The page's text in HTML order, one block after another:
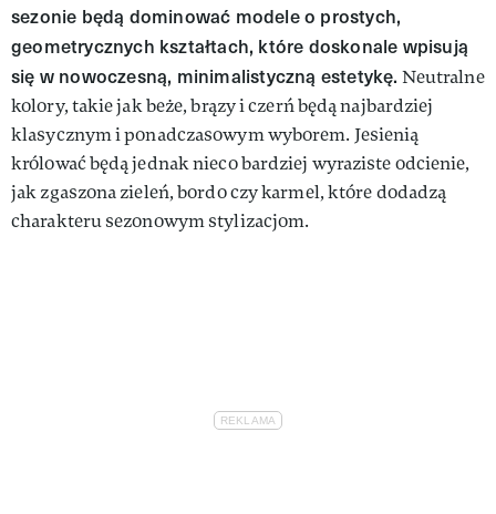
sezonie będą dominować modele o prostych,
geometrycznych kształtach, które doskonale wpisują
się w nowoczesną, minimalistyczną estetykę. Neutralne
kolory, takie jak beże, brązy i czerń będą najbardziej
klasycznym i ponadczasowym wyborem. Jesienią
królować będą jednak nieco bardziej wyraziste odcienie,
jak zgaszona zieleń, bordo czy karmel, które dodadzą
charakteru sezonowym stylizacjom.